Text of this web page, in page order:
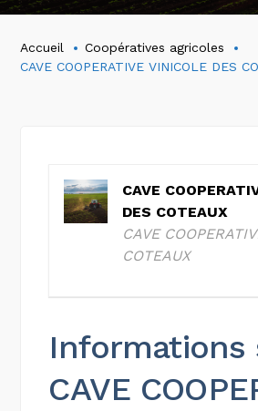
Accueil
Coopératives agricoles
CAVE COOPERATIVE VINICOLE DES
CAVE
DES COTEAUX
CAVE
COTEAUX
Informations
CAVE